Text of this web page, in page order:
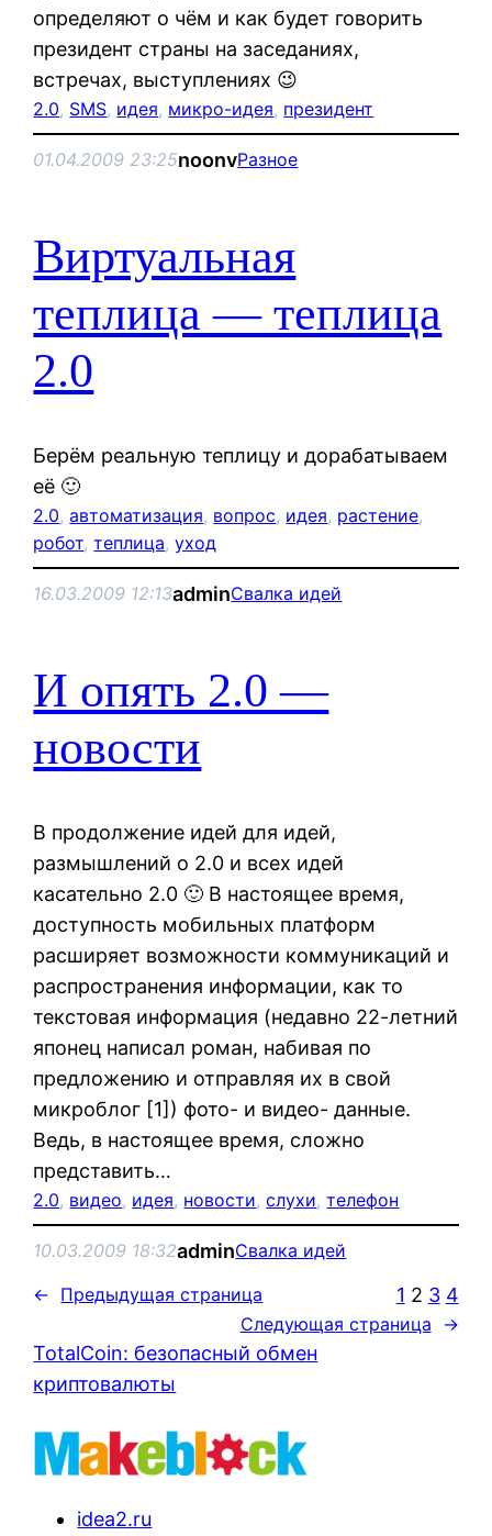
определяют о чём и как будет говорить
президент страны на заседаниях,
встречах, выступлениях 😉
2.0, SMS, идея, микро-идея, президент
01.04.2009 23:25noonvРазное
Виртуальная
теплица — теплица
2.0
Берём реальную теплицу и дорабатываем
её 🙂
2.0, автоматизация, вопрос, идея, растение
робот, теплица, уход
16.03.2009 12:13adminСвалка идей
И опять 2.0 —
новости
В продолжение идей для идей,
размышлений о 2.0 и всех идей
касательно 2.0 🙂 В настоящее время,
доступность мобильных платформ
расширяет возможности коммуникаций и
распространения информации, как то
текстовая информация (недавно 22-летний
японец написал роман, набивая по
предложению и отправляя их в свой
микроблог [1]) фото- и видео- данные.
Ведь, в настоящее время, сложно
представить…
2.0, видео, идея, новости, слухи, телефон
10.03.2009 18:32adminСвалка идей
← Предыдущая страница 1 2 3 4
Следующая страница →
TotalCoin: безопасный обмен
криптовалюты
idea2.ru